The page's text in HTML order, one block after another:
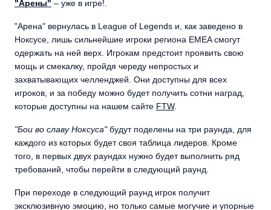
"Арены" – уже в игре!.
"Арена" вернулась в League of Legends и, как заведено в
Ноксусе, лишь сильнейшие игроки региона EMEA смогут
одержать на ней верх. Игрокам предстоит проявить свою
мощь и смекалку, пройдя череду непростых и
захватывающих челленджей. Они доступны для всех
игроков, и за победу можно будет получить сотни наград,
которые доступны на нашем сайте FTW.
"Бои во славу Ноксуса"будут поделены на три раунда, для
каждого из которых будет своя таблица лидеров. Кроме
того, в первых двух раундах нужно будет выполнить ряд
требований, чтобы перейти в следующий раунд.
При переходе в следующий раунд игрок получит
эксклюзивную эмоцию, но только самые могучие и упорные